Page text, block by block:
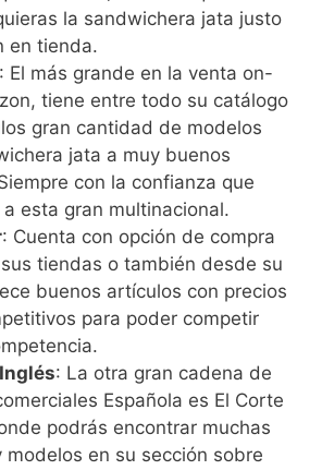
la sandwichera jata justo
en tienda.
: El más grande en la venta on-
tiene entre todo su catálogo
gran cantidad de modelos
jata a muy buenos
con la confianza que
esta gran multinacional.
: Cuenta con opción de compra
tiendas o también desde su
buenos artículos con precios
para poder competir
: La otra gran cadena de
Española es El Corte
podrás encontrar muchas
modelos en su sección sobre